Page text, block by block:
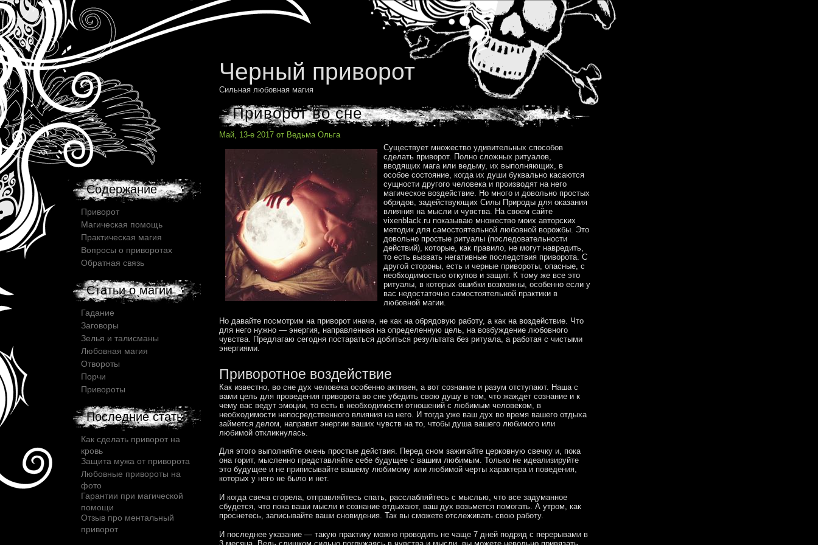
Черный приворот
Сильная любовная магия
Приворот во сне
Май, 13-е 2017 от Ведьма Ольга
Существует множество удивительных способов
сделать приворот. Полно сложных ритуалов,
вводящих мага или ведьму, их выполняющих, в
особое состояние, когда их души буквально касаются
сущности другого человека и производят на него
магическое воздействие. Но много и довольно простых
обрядов, задействующих Силы Природы для оказания
влияния на мысли и чувства. На своем сайте
vixenblack.ru показываю множество моих авторских
методик для самостоятельной любовной ворожбы. Это
довольно простые ритуалы (последовательности
действий), которые, как правило, не могут навредить,
то есть вызвать негативные последствия приворота. С
другой стороны, есть и черные привороты, опасные, с
необходимостью откупов и защит. К тому же все это
ритуалы, в которых ошибки возможны, особенно если у
вас недостаточно самостоятельной практики в
любовной магии.
Но давайте посмотрим на приворот иначе, не как на обрядовую работу, а как на воздействие. Что
для него нужно — энергия, направленная на определенную цель, на возбуждение любовного
чувства. Предлагаю сегодня постараться добиться результата без ритуала, а работая с чистыми
энергиями.
Приворотное воздействие
Как известно, во сне дух человека особенно активен, а вот сознание и разум отступают. Наша с
вами цель для проведения приворота во сне убедить свою душу в том, что жаждет сознание и к
чему вас ведут эмоции, то есть в необходимости отношений с любимым человеком, в
необходимости непосредственного влияния на него. И тогда уже ваш дух во время вашего отдыха
займется делом, направит энергии ваших чувств на то, чтобы душа вашего любимого или
любимой откликнулась.
Для этого выполняйте очень простые действия. Перед сном зажигайте церковную свечку и, пока
она горит, мысленно представляйте себе будущее с вашим любимым. Только не идеализируйте
это будущее и не приписывайте вашему любимому или любимой черты характера и поведения,
которых у него не было и нет.
И когда свеча сгорела, отправляйтесь спать, расслабляйтесь с мыслью, что все задуманное
сбудется, что пока ваши мысли и сознание отдыхают, ваш дух возьмется помогать. А утром, как
проснетесь, записывайте ваши сновидения. Так вы сможете отслеживать свою работу.
И последнее указание — такую практику можно проводить не чаще 7 дней подряд с перерывами в
Содержание
Приворот
Магическая помощь
Практическая магия
Вопросы о приворотах
Обратная связь
Статьи о магии
Гадание
Заговоры
Зелья и талисманы
Любовная магия
Отвороты
Порчи
Привороты
Последние статьи
Как сделать приворот на
кровь
Защита мужа от приворота
Любовные привороты на
фото
Гарантии при магической
помощи
Отзыв про ментальный
приворот